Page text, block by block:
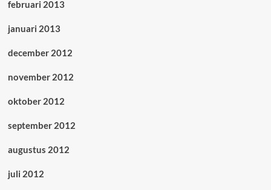
februari 2013
januari 2013
december 2012
november 2012
oktober 2012
september 2012
augustus 2012
juli 2012